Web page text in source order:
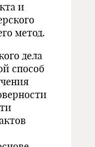
и
метод.
дела
способ